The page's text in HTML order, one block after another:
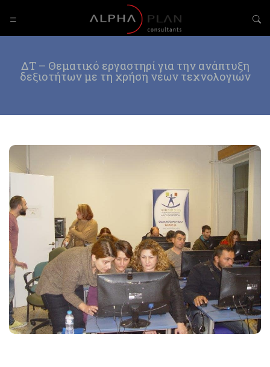
ΔΤ – Θεματικό εργαστηρί για την ανάπτυξη
δεξιοτήτων με τη χρήση νέων τεχνολογιών